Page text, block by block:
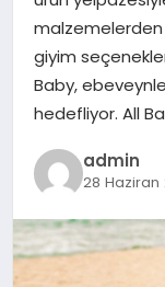
malzemelerden
giyim
Baby,
hedefliyor. All
admin
28 Haziran